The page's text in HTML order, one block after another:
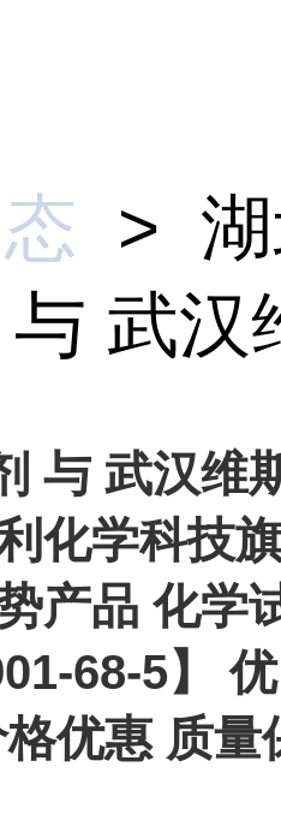
>
武汉
与 武汉维
化学科技
产品 化学
68-5】 优
优惠 质量